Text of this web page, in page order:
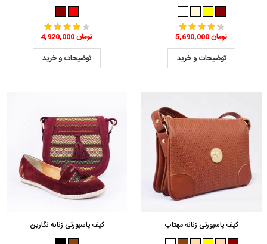
5,690,000 تومان
توضیحات و خرید
4,920,000 تومان
توضیحات و خرید
کیف پاسپورتی زنانه مهتاب کیف پاسپورتی زنانه نگارین